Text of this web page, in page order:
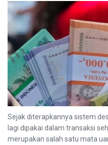
Sejak diterapkannya sistem
lagi dipakai dalam transaksi
merupakan salah satu mata